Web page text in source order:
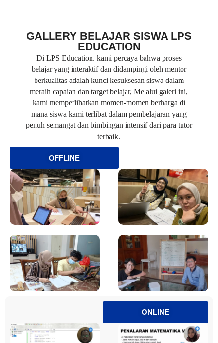
GALLERY BELAJAR SISWA LPS
EDUCATION
Di LPS Education, kami percaya bahwa proses
belajar yang interaktif dan didampingi oleh mentor
berkualitas adalah kunci kesuksesan siswa dalam
meraih capaian dan target belajar, Melalui galeri ini,
kami memperlihatkan momen-momen berharga di
mana siswa kami terlibat dalam pembelajaran yang
penuh semangat dan bimbingan intensif dari para tutor
terbaik.
OFFLINE
ONLINE